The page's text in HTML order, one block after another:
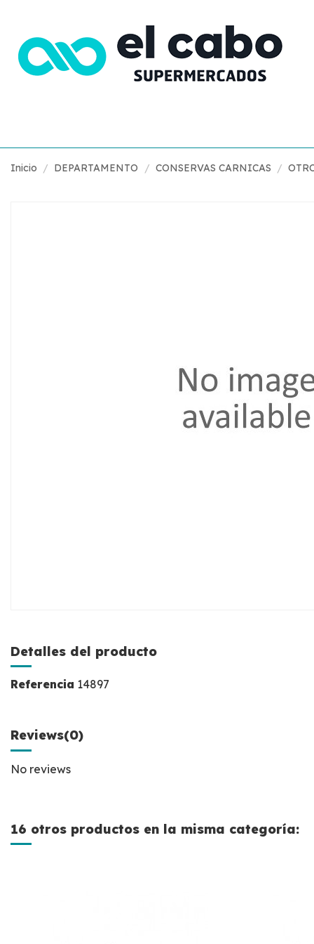
Inicio DEPARTAMENTO CONSERVAS CARNICAS
Detalles del producto
Referencia 14897
Reviews(0)
No reviews
16 otros productos en la misma categoría: